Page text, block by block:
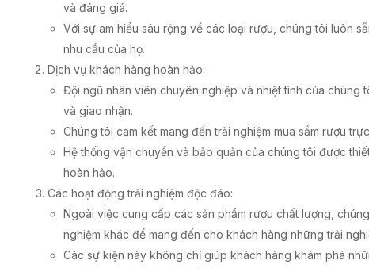
và đáng giá.
Với sự am hiểu sâu rộng về các loại rượu, chúng tôi luôn
nhu cầu của họ.
Dịch vụ khách hàng hoàn hảo:
Đội ngũ nhân viên chuyên nghiệp và nhiệt tình của chúng
và giao nhận.
Chúng tôi cam kết mang đến trải nghiệm mua sắm rượu
Hệ thống vận chuyển và bảo quản của chúng tôi được
hoàn hảo.
Các hoạt động trải nghiệm độc đáo:
Ngoài việc cung cấp các sản phẩm rượu chất lượng,
nghiệm khác để mang đến cho khách hàng những trải
Các sự kiện này không chỉ giúp khách hàng khám phá